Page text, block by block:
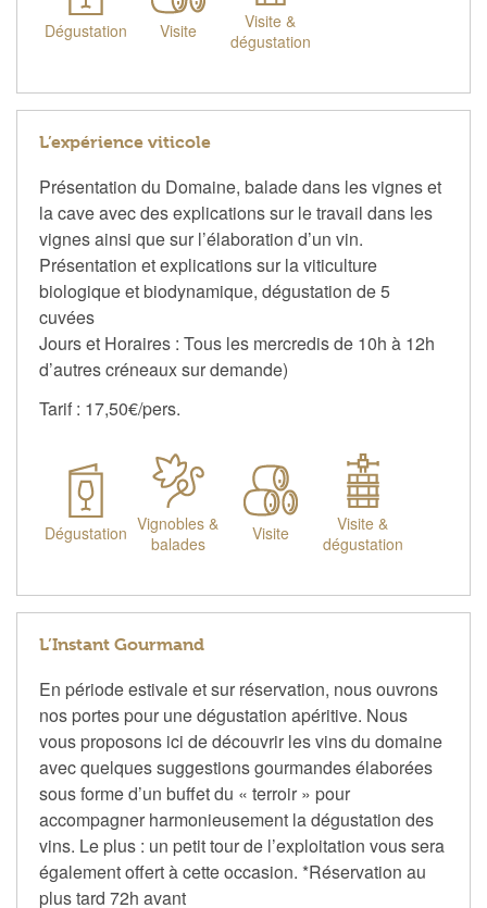
Dégustation Visite
Visite &
dégustation
L’expérience viticole
Présentation du Domaine, balade dans les vignes et
la cave avec des explications sur le travail dans les
vignes ainsi que sur l’élaboration d’un vin.
Présentation et explications sur la viticulture
biologique et biodynamique, dégustation de 5
cuvées
Jours et Horaires : Tous les mercredis de 10h à 12h
d’autres créneaux sur demande)
Tarif : 17,50€/pers.
Dégustation Vignobles &
balades
Visite
Visite &
dégustation
L’Instant Gourmand
En période estivale et sur réservation, nous ouvrons
nos portes pour une dégustation apéritive. Nous
vous proposons ici de découvrir les vins du domaine
avec quelques suggestions gourmandes élaborées
sous forme d’un buffet du « terroir » pour
accompagner harmonieusement la dégustation des
vins. Le plus : un petit tour de l’exploitation vous sera
également offert à cette occasion. *Réservation au
plus tard 72h avant